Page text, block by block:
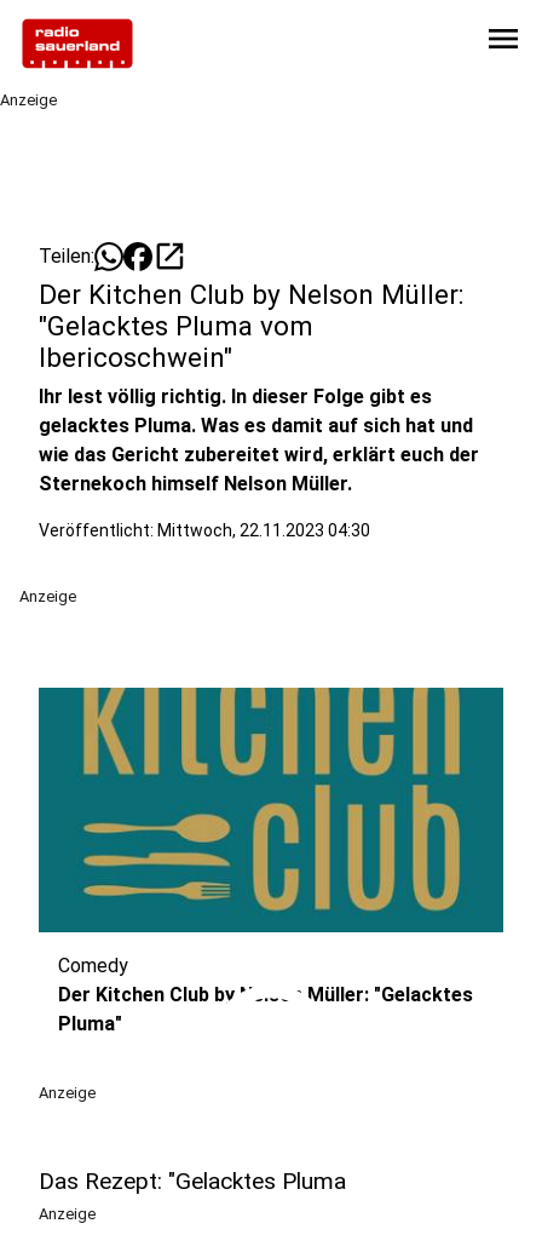
menu
Anzeige
Teilen: open_in_new
Der Kitchen Club by Nelson Müller:
"Gelacktes Pluma vom
Ibericoschwein"
Ihr lest völlig richtig. In dieser Folge gibt es
gelacktes Pluma. Was es damit auf sich hat und
wie das Gericht zubereitet wird, erklärt euch der
Sternekoch himself Nelson Müller.
Veröffentlicht: Mittwoch, 22.11.2023 04:30
Anzeige
play_circle
Comedy
Der Kitchen Club by Nelson Müller: "Gelacktes
Pluma"
Anzeige
Das Rezept: "Gelacktes Pluma
Anzeige